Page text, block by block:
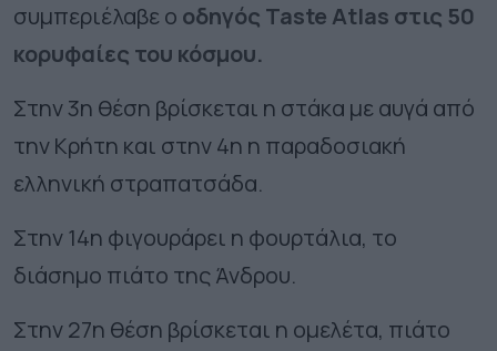
συμπεριέλαβε ο οδηγός Taste Atlas στις 50
κορυφαίες του κόσμου.
Στην 3η θέση βρίσκεται η στάκα με αυγά από
την Κρήτη και στην 4η η παραδοσιακή
ελληνική στραπατσάδα.
Στην 14η φιγουράρει η φουρτάλια, το
διάσημο πιάτο της Άνδρου.
Στην 27η θέση βρίσκεται η ομελέτα, πιάτο